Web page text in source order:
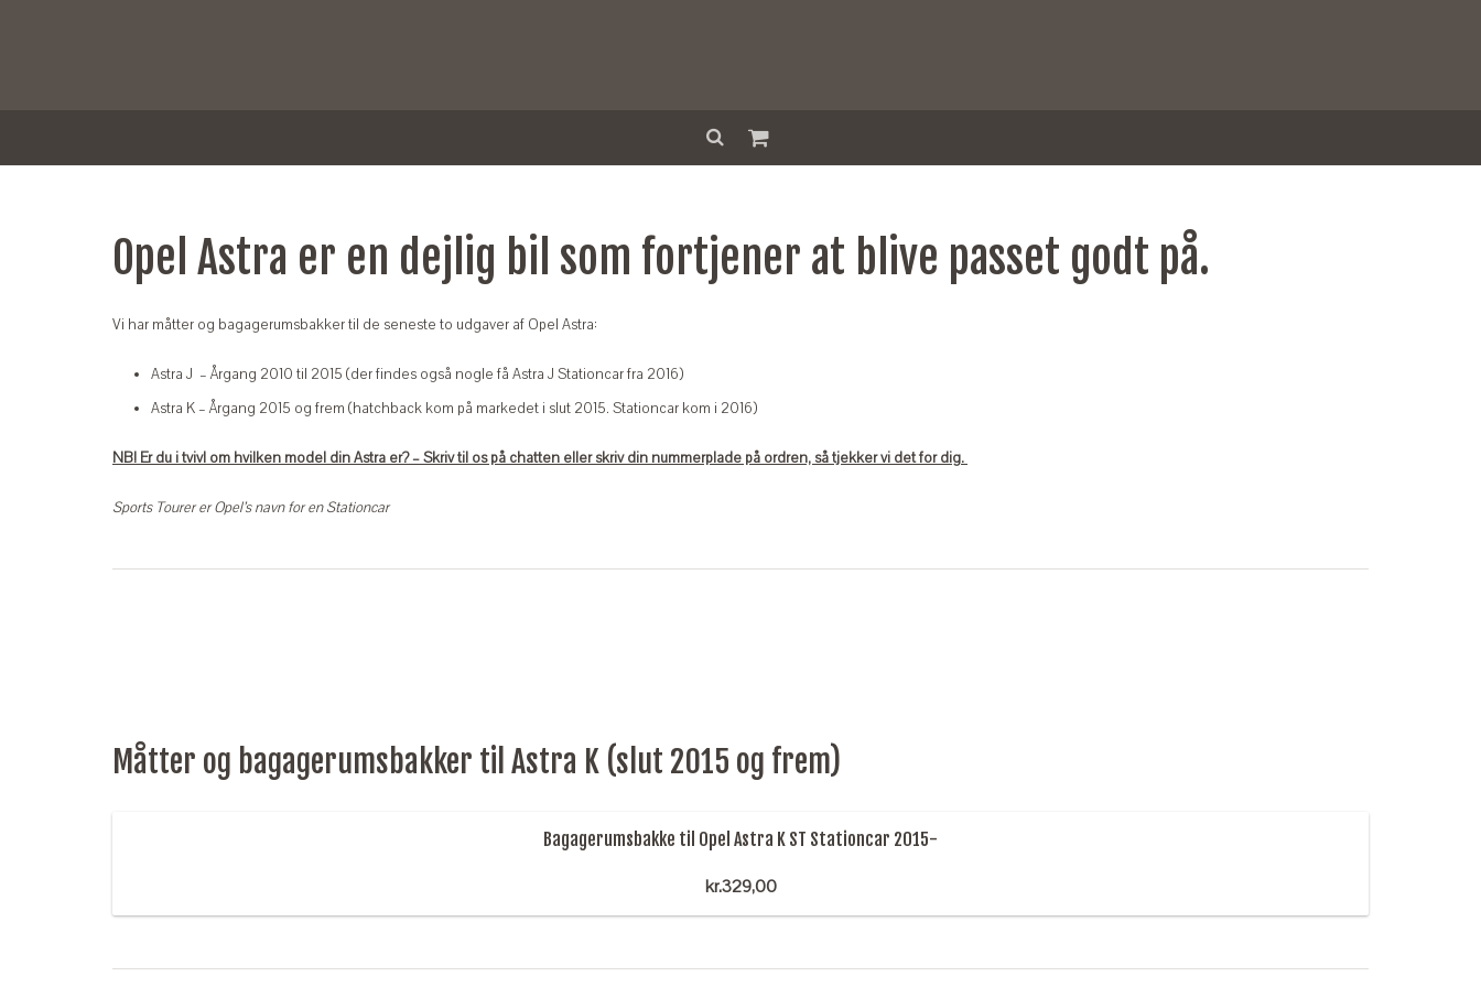
Opel Astra er en dejlig bil som fortjener at blive passet godt på.
Vi har måtter og bagagerumsbakker til de seneste to udgaver af Opel Astra:
Astra J – Årgang 2010 til 2015 (der findes også nogle få Astra J Stationcar fra 2016)
Astra K – Årgang 2015 og frem (hatchback kom på markedet i slut 2015. Stationcar kom i 2016)
NB! Er du i tvivl om hvilken model din Astra er? – Skriv til os på chatten eller skriv din nummerplade på ordren, så tjekker vi det for dig.
Sports Tourer er Opel’s navn for en Stationcar
Måtter og bagagerumsbakker til Astra K (slut 2015 og frem)
Bagagerumsbakke til Opel Astra K ST Stationcar 2015-
kr.329,00